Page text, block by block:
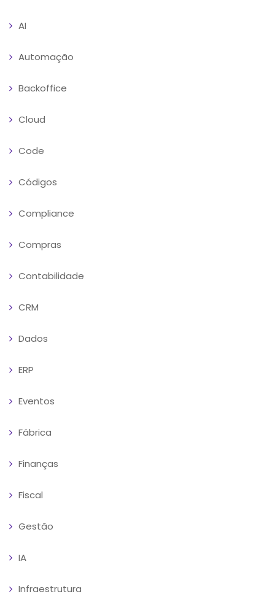
AI
Automação
Backoffice
Cloud
Code
Códigos
Compliance
Compras
Contabilidade
CRM
Dados
ERP
Eventos
Fábrica
Finanças
Fiscal
Gestão
IA
Infraestrutura